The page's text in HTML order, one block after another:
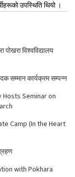
उपस्थिति थियो ।
पोखरा विश्वविद्यालय
सम्मान कार्यक्रम सम्पन्न
Seminar on
Camp (In the Heart
with Pokhara